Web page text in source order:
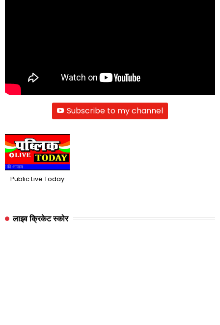
Subscribe to my channel
Public Live Today
लाइव क्रिकेट स्कोर